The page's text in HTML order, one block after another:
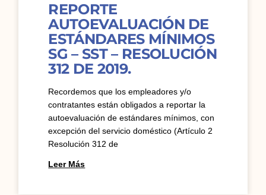
REPORTE
AUTOEVALUACIÓN DE
ESTÁNDARES MÍNIMOS
SG – SST – RESOLUCIÓN
312 DE 2019.
Recordemos que los empleadores y/o
contratantes están obligados a reportar la
autoevaluación de estándares mínimos, con
excepción del servicio doméstico (Artículo 2
Resolución 312 de
Leer Más